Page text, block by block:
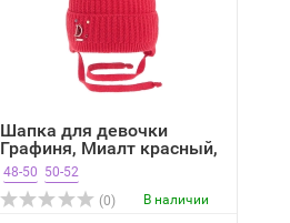
Шапка для девочки
Графиня, Миалт красный,
зима
48-50 50-52
(0)
В наличии